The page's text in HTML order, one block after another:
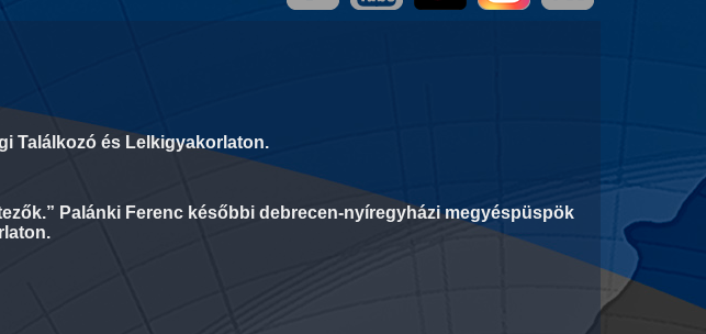
Találkozó és Lelkigyakorlaton.
Palánki Ferenc későbbi debrecen-nyíregyházi megyéspüspök